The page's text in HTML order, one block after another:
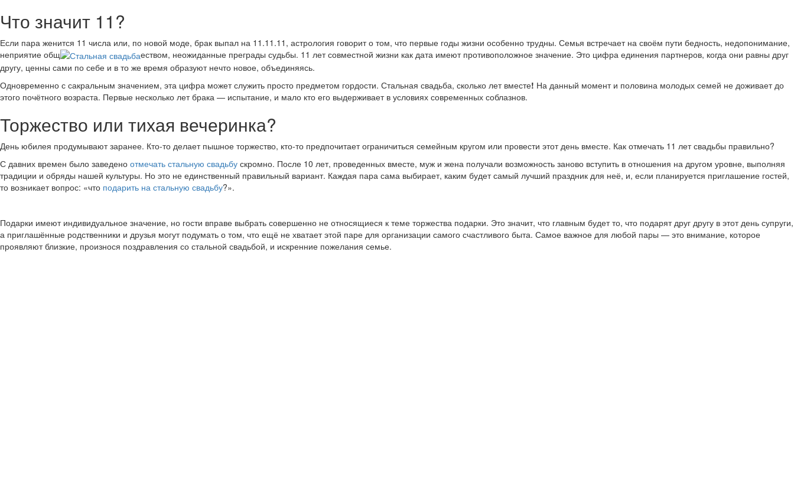
Что значит 11?
Если пара женится 11 числа или, по новой моде, брак выпал на 11.11.11, астрология говорит о том, что первые годы жизни особенно трудны. Семья встречает на своём пути бедность, недопонимание,
неприятие общ
еством, неожиданные преграды судьбы. 11 лет совместной жизни как дата имеют противоположное значение. Это цифра единения партнеров, когда они равны друг
другу, ценны сами по себе и в то же время образуют нечто новое, объединяясь.
Одновременно с сакральным значением, эта цифра может служить просто предметом гордости. Стальная свадьба, сколько лет вместе! На данный момент и половина молодых семей не доживает до
этого почётного возраста. Первые несколько лет брака — испытание, и мало кто его выдерживает в условиях современных соблазнов.
Торжество или тихая вечеринка?
День юбилея продумывают заранее. Кто-то делает пышное торжество, кто-то предпочитает ограничиться семейным кругом или провести этот день вместе. Как отмечать 11 лет свадьбы правильно?
С давних времен было заведено отмечать стальную свадьбу скромно. После 10 лет, проведенных вместе, муж и жена получали возможность заново вступить в отношения на другом уровне, выполняя
традиции и обряды нашей культуры. Но это не единственный правильный вариант. Каждая пара сама выбирает, каким будет самый лучший праздник для неё, и, если планируется приглашение гостей,
то возникает вопрос: «что подарить на стальную свадьбу?».
Подарки имеют индивидуальное значение, но гости вправе выбрать совершенно не относящиеся к теме торжества подарки. Это значит, что главным будет то, что подарят друг другу в этот день супруги,
а приглашённые родственники и друзья могут подумать о том, что ещё не хватает этой паре для организации самого счастливого быта. Самое важное для любой пары — это внимание, которое
проявляют близкие, произнося поздравления со стальной свадьбой, и искренние пожелания семье.